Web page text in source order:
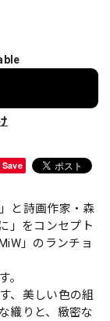
Save
と詩画作家・森
」をコンセプト
」のランチョ
。
、美しい色の組
織りと、緻密な